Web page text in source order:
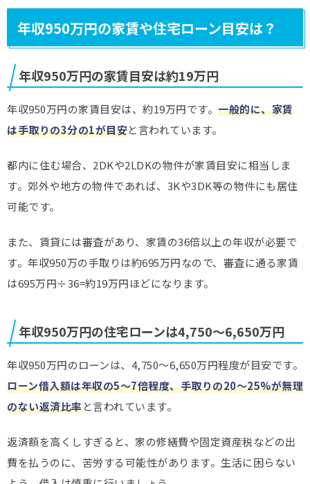
年収950万円の家賃や住宅ローン目安は？
年収950万円の家賃目安は約19万円
年収950万円の家賃目安は、約19万円です。 一般的に、家賃
は手取りの3分の1が目安と言われています。
都内に住む場合、2DKや2LDKの物件が家賃目安に相当しま
す。郊外や地方の物件であれば、3Kや3DK等の物件にも居住
可能です。
また、賃貸には審査があり、家賃の36倍以上の年収が必要で
す。年収950万の手取りは約695万円なので、審査に通る家賃
は695万円÷36=約19万円ほどになります。
年収950万円の住宅ローンは4,750～6,650万円
年収950万円のローンは、4,750～6,650万円程度が目安です。
ローン借入額は年収の5～7倍程度、手取りの20～25%が無理
のない返済比率と言われています。
返済額を高くしすぎると、家の修繕費や固定資産税などの出
費を払うのに、苦労する可能性があります。生活に困らない